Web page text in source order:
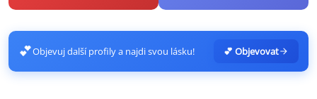
💕Objevuj další profily a najdi svou lásku! 💕 Objevovat